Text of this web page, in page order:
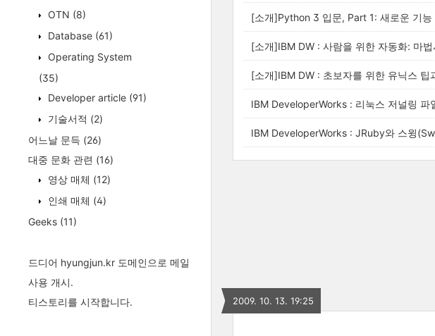
OTN (8)
Database (61)
Operating System
(35)
Developer article (91)
기술서적 (2)
어느날 문득 (26)
대중 문화 관련 (16)
영상 매체 (12)
인쇄 매체 (4)
Geeks (11)
드디어 hyungjun.kr 도메인으로 메일
사용 개시.
티스토리를 시작합니다.
[소개]Python 3 입문, Part 1: 새로운 기능
[소개]IBM DW : 사람을 위한 자동화: 마
[소개]IBM DW : 초보자를 위한 유닉스
IBM DeveloperWorks : 리눅스 저널링 파
IBM DeveloperWorks : JRuby와 스윙
2009. 10. 13. 19:25